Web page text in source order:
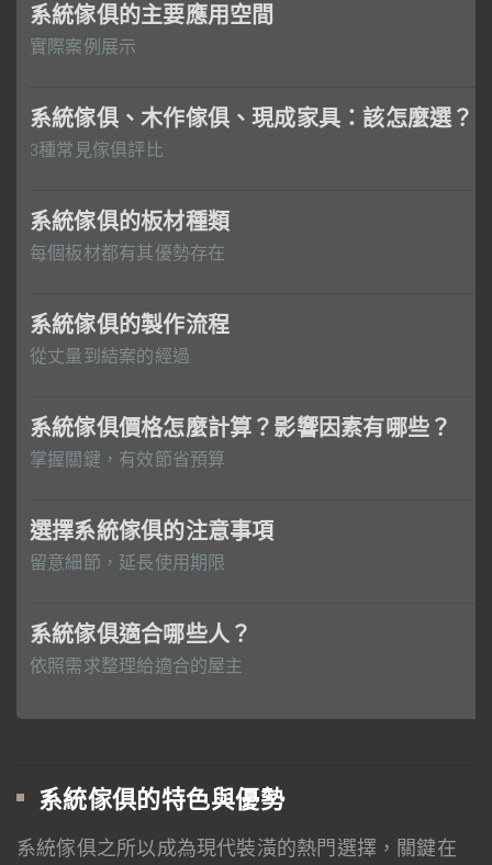
系統傢俱的主要應用空間
實際案例展示
系統傢俱、木作傢俱、現成家具：該怎麼選？
3種常見傢俱評比
系統傢俱的板材種類
每個板材都有其優勢存在
系統傢俱的製作流程
從丈量到結案的經過
系統傢俱價格怎麼計算？影響因素有哪些？
掌握關鍵，有效節省預算
選擇系統傢俱的注意事項
留意細節，延長使用期限
系統傢俱適合哪些人？
依照需求整理給適合的屋主
系統傢俱的特色與優勢
系統傢俱之所以成為現代裝潢的熱門選擇，關鍵在